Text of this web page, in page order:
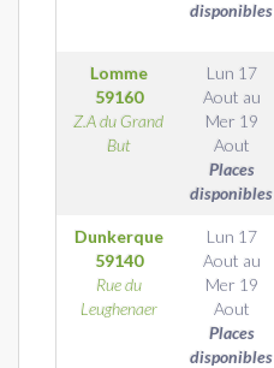
disponibles
Lomme
59160
Z.A du Grand
But
Lun 17
Aout au
Mer 19
Aout
Places
disponibles
Dunkerque
59140
Rue du
Leughenaer
Lun 17
Aout au
Mer 19
Aout
Places
disponibles